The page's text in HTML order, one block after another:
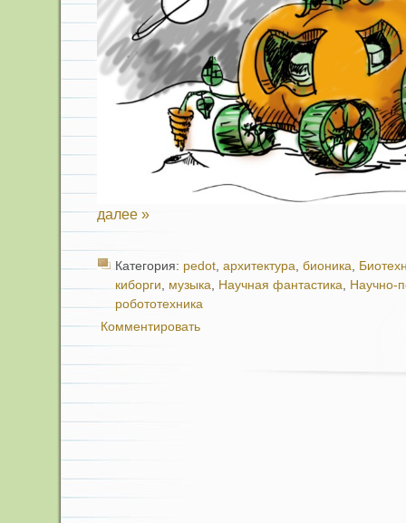
далее »
Категория: pedot, архитектура, бионика,
киборги, музыка, Научная фантастика, Научно-
робототехника
Комментировать